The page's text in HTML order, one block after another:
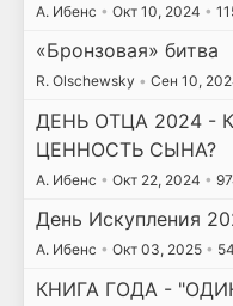
А. Ибенс • Окт 10, 2024 •
«Бронзовая» битва
R. Olschewsky • Сен 10,
ДЕНЬ ОТЦА 2024 -
ЦЕННОСТЬ СЫНА?
А. Ибенс • Окт 22, 2024 •
День Искупления
А. Ибенс • Окт 03, 2025 •
КНИГА ГОДА -